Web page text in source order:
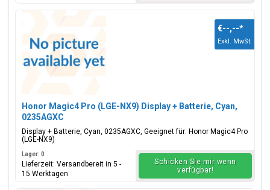
Honor Magic4 Pro (LGE-NX9) Display + Batterie, Cyan,
0235AGXC
Display + Batterie, Cyan, 0235AGXC, Geeignet für: Honor Magic4 Pro
(LGE-NX9)
€--,--*
Exkl. MwSt.
Lager: 0
Lieferzeit: Versandbereit in 5 -
15 Werktagen
Schicken Sie mir wenn
verfügbar!